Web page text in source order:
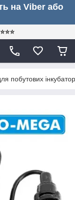
на Viber або
побутових